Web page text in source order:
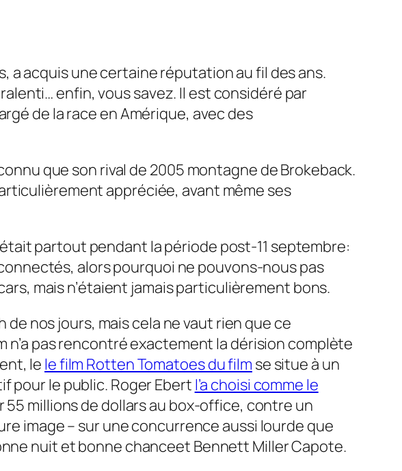
a acquis une certaine réputation au fil des ans.
enfin, vous savez. Il est considéré par
de la race en Amérique, avec des
que son rival de 2005montagne de Brokeback.
appréciée, avant même ses
partout pendant la période post-11 septembre:
alors pourquoi ne pouvons-nous pas
mais n’étaient jamais particulièrement bons.
de nos jours, mais cela ne vaut rien que ce
n’a pas rencontré exactement la dérision complète
le le film Rotten Tomatoes du film se situe à un
pour le public. Roger Ebert l’a choisi comme le
55 millions de dollars au box-office, contre un
image – sur une concurrence aussi lourde que
nuit et bonne chanceet Bennett MillerCapote.